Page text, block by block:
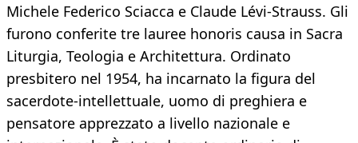
Michele Federico Sciacca e Claude Lévi-Strauss. Gli
furono conferite tre lauree honoris causa in Sacra
Liturgia, Teologia e Architettura. Ordinato
presbitero nel 1954, ha incarnato la figura del
sacerdote-intellettuale, uomo di preghiera e
pensatore apprezzato a livello nazionale e